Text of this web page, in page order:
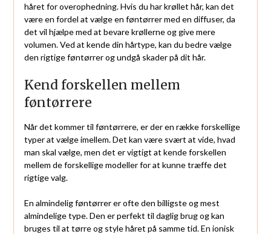
håret for overophedning. Hvis du har krøllet hår, kan det
være en fordel at vælge en føntørrer med en diffuser, da
det vil hjælpe med at bevare krøllerne og give mere
volumen. Ved at kende din hårtype, kan du bedre vælge
den rigtige føntørrer og undgå skader på dit hår.
Kend forskellen mellem
føntørrere
Når det kommer til føntørrere, er der en række forskellige
typer at vælge imellem. Det kan være svært at vide, hvad
man skal vælge, men det er vigtigt at kende forskellen
mellem de forskellige modeller for at kunne træffe det
rigtige valg.
En almindelig føntørrer er ofte den billigste og mest
almindelige type. Den er perfekt til daglig brug og kan
bruges til at tørre og style håret på samme tid. En ionisk